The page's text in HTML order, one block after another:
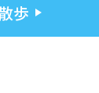
歩